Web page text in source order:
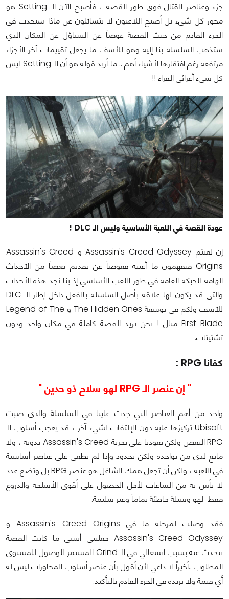
جزء وعناصر القتال فوق طور القصة ، فأصبح الآن الـ Setting هو
محور كل شيء بل أصبح اللاعبون لا يتسائلون عن ماذا سيحدث في
الجزء القادم من حيث القصة عوضاً عن التساؤل عن المكان الذي
ستذهب السلسلة بنا إليه وهو للأسف ما يجعل تقييمات آخر الأجزاء
مرتفعة رغم افتقارها لأشياء أهم .. ما أريد قوله هو أن الـ Setting ليس
كل شيء أعزائي القراء !!
عودة القصة في اللعبة الأساسية وليس الـ DLC !
إن لعبتم Assassin's Creed Odyssey و Assassin's Creed
Origins فتفهمون ما أعنيه فعوضاً عن تقديم بعضاً من الأحداث
الهامة للحبكة العامة في طور اللعب الأساسي إذ بنا نجد هذه الأحداث
والتي قد يكون لها علاقة بأصل السلسلة بالفعل داخل إطار الـ DLC
للأسف ولكم في توسعة The Hidden Ones و Legend of The
First Blade مثال ! نحن نريد القصة كاملة في مكان واحد ودون
تشتيتات.
كفانا RPG :
" إن عنصر الـ RPG لهو سلاح ذو حدين "
واحد من أهم العناصر التي جدت علينا في السلسلة والذي صبت
Ubisoft تركيزها عليه دون الإلتفات لشيء آخر ، قد يعجب أسلوب الـ
RPG البعض ولكن تعودنا على تجربة Assassin's Creed بدونه ، ولا
مانع لدي من تواجده ولكن بحدود وإذا لم يطغى على عناصر أساسية
في اللعبة ، ولكن أن تجعل همك الشاغل هو عنصر RPG بل وتضع عدد
لا بأس به من الساعات لأجل الحصول على أقوى الأسلحة والدروع
فقط لهو وسيلة خاطئة تماماً وغير سليمة.
فقد وصلت لمرحلة ما في Assassin's Creed Origins و
Assassin's Creed Odyssey جعلتني أنسى ما كانت القصة
تتحدث عنه بسبب انشغالي في الـ Grind المستمر للوصول للمستوى
المطلوب ..أخيراً لا داعي لأن أقول بأن عنصر أسلوب المحاورات ليس له
أي قيمة ولا نريده في الجزء القادم بالتأكيد.